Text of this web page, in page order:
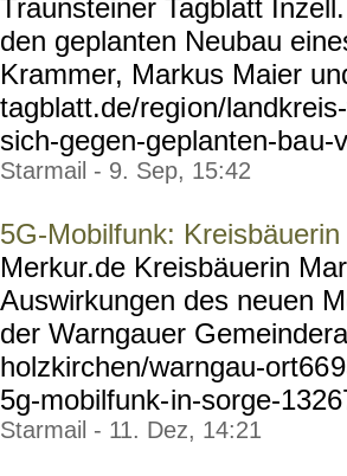
Traunsteiner Tagblatt
den geplanten Neubau
Krammer, Markus Maier
tagblatt.de/region/
sich-gegen-geplanten-bau-
Starmail - 9. Sep, 15:42
5G-Mobilfunk:
Merkur.de Kreisbäuerin
Auswirkungen des neuen
der Warngauer
holzkirchen/warngau-ort66
5g-mobilfunk-in-sorge-
Starmail - 11. Dez, 14:21